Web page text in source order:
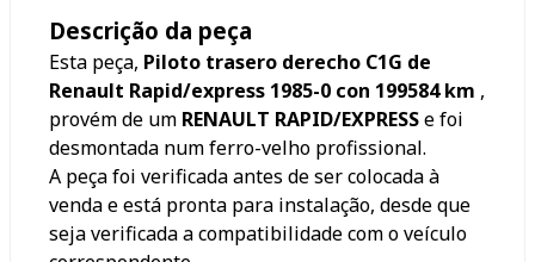
Descrição da peça
Esta peça, Piloto trasero derecho C1G de
Renault Rapid/express 1985-0 con 199584 km ,
provém de um RENAULT RAPID/EXPRESSe foi
desmontada num ferro-velho profissional.
A peça foi verificada antes de ser colocada à
venda e está pronta para instalação, desde que
seja verificada a compatibilidade com o veículo